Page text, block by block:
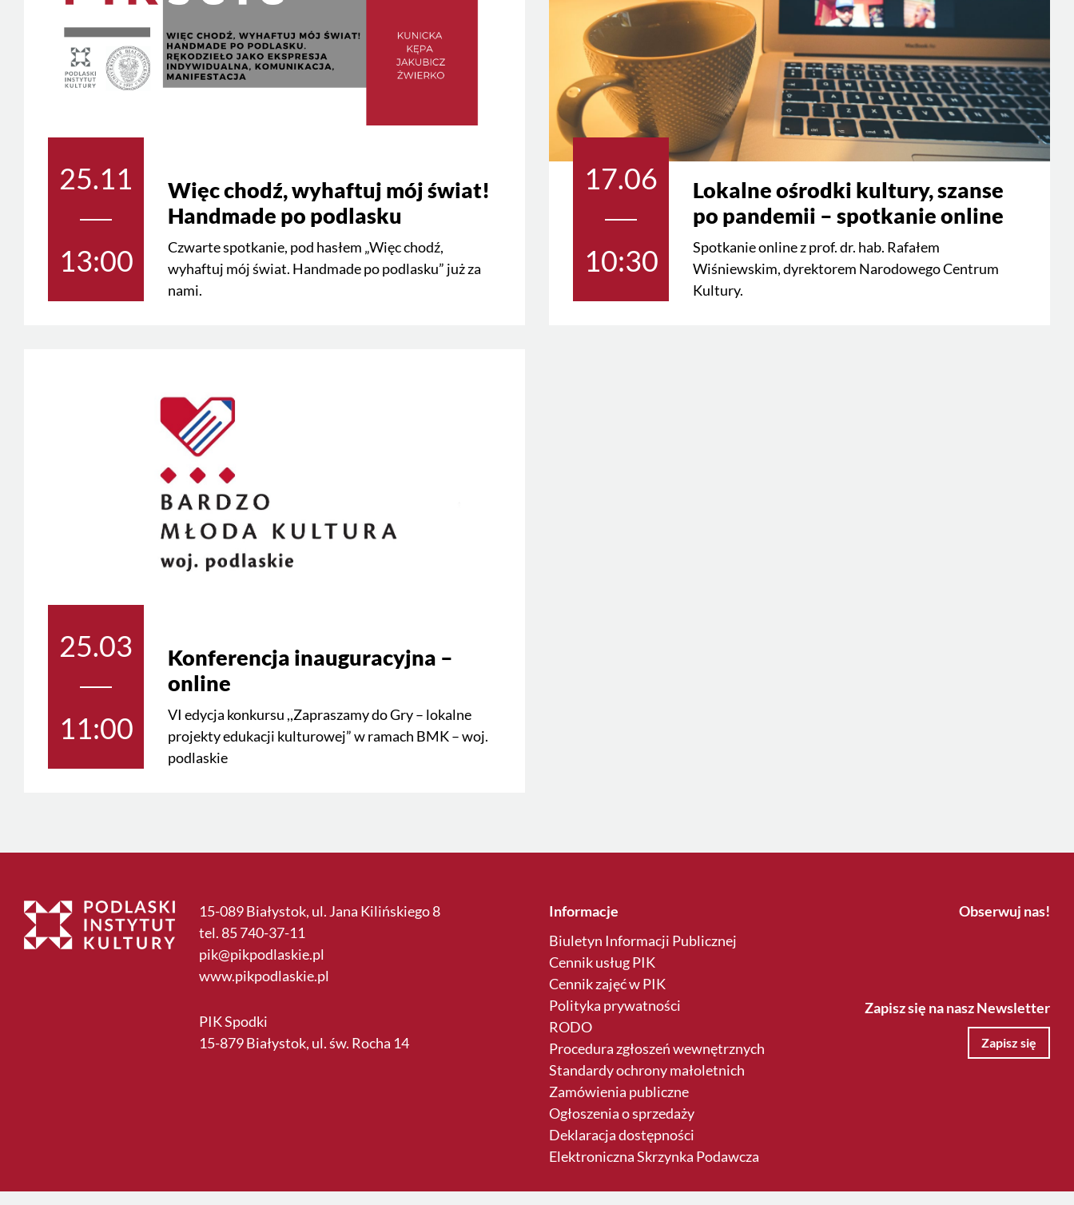
25.11
13:00
Więc chodź, wyhaftuj mój świat!
Handmade po podlasku
Czwarte spotkanie, pod hasłem „Więc chodź,
wyhaftuj mój świat. Handmade po podlasku” już za
nami.
17.06
10:30
Lokalne ośrodki kultury, szanse
po pandemii – spotkanie online
Spotkanie online z prof. dr. hab. Rafałem
Wiśniewskim, dyrektorem Narodowego Centrum
Kultury.
25.03
11:00
Konferencja inauguracyjna –
online
VI edycja konkursu ,,Zapraszamy do Gry – lokalne
projekty edukacji kulturowej” w ramach BMK – woj.
podlaskie
15-089 Białystok, ul. Jana Kilińskiego 8
tel. 85 740-37-11
pik@pikpodlaskie.pl
www.pikpodlaskie.pl
PIK Spodki
15-879 Białystok, ul. św. Rocha 14
Informacje
Biuletyn Informacji Publicznej
Cennik usług PIK
Cennik zajęć w PIK
Polityka prywatności
RODO
Procedura zgłoszeń wewnętrznych
Standardy ochrony małoletnich
Zamówienia publiczne
Ogłoszenia o sprzedaży
Deklaracja dostępności
Elektroniczna Skrzynka Podawcza
Obserwuj nas!
Zapisz się na nasz Newsletter
Zapisz się